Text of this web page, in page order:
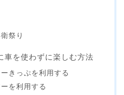
祭り
車を使わずに楽しむ方法
きっぷを利用する
を利用する